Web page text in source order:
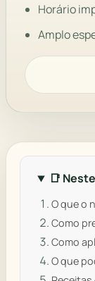
Horário
Amplo
📑
O que o
Como
Como
O que